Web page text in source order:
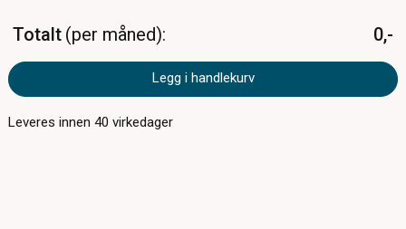
Totalt per måned 0,-
Legg i handlekurv
Leveres innen40 virkedager